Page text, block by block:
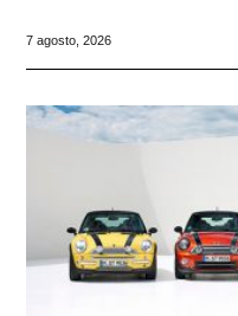
7 agosto, 2026